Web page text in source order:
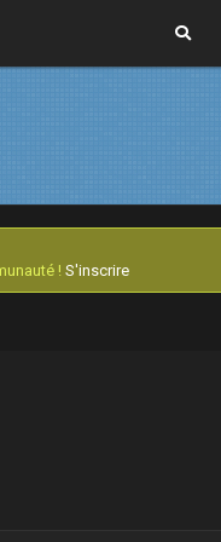
! S'inscrire